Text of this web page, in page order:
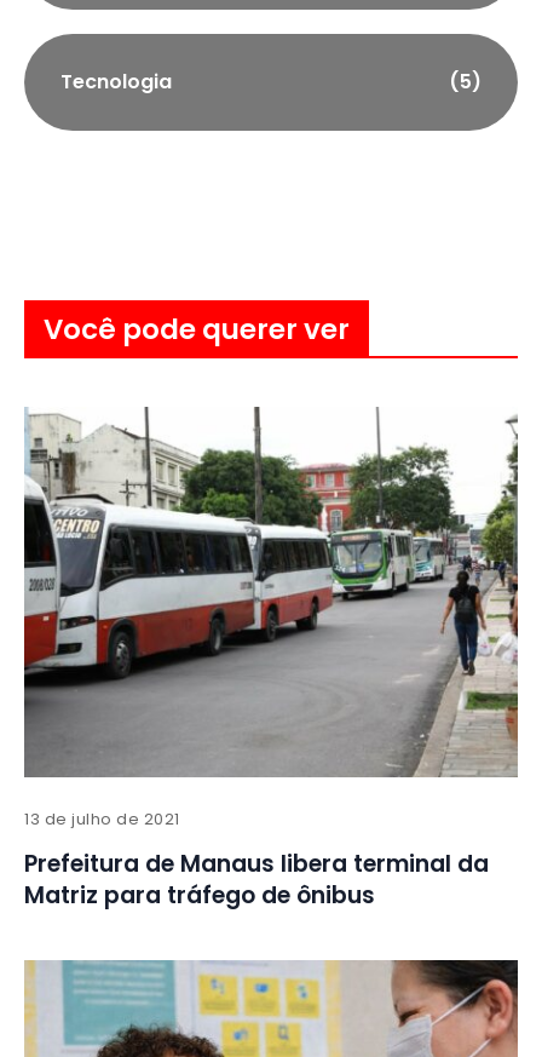
Tecnologia (5)
Você pode querer ver
13 de julho de 2021
Prefeitura de Manaus libera terminal da
Matriz para tráfego de ônibus